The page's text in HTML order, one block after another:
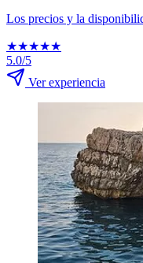
Los precios y la
★★★★★
5.0/5
Ver experiencia